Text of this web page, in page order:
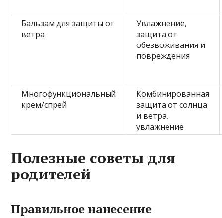
Бальзам для защиты от
ветра
Увлажнение,
защита от
обезвоживания и
повреждения
Многофункциональный
крем/спрей
Комбинированная
защита от солнца
и ветра,
увлажнение
Полезные советы для
родителей
Правильное нанесение